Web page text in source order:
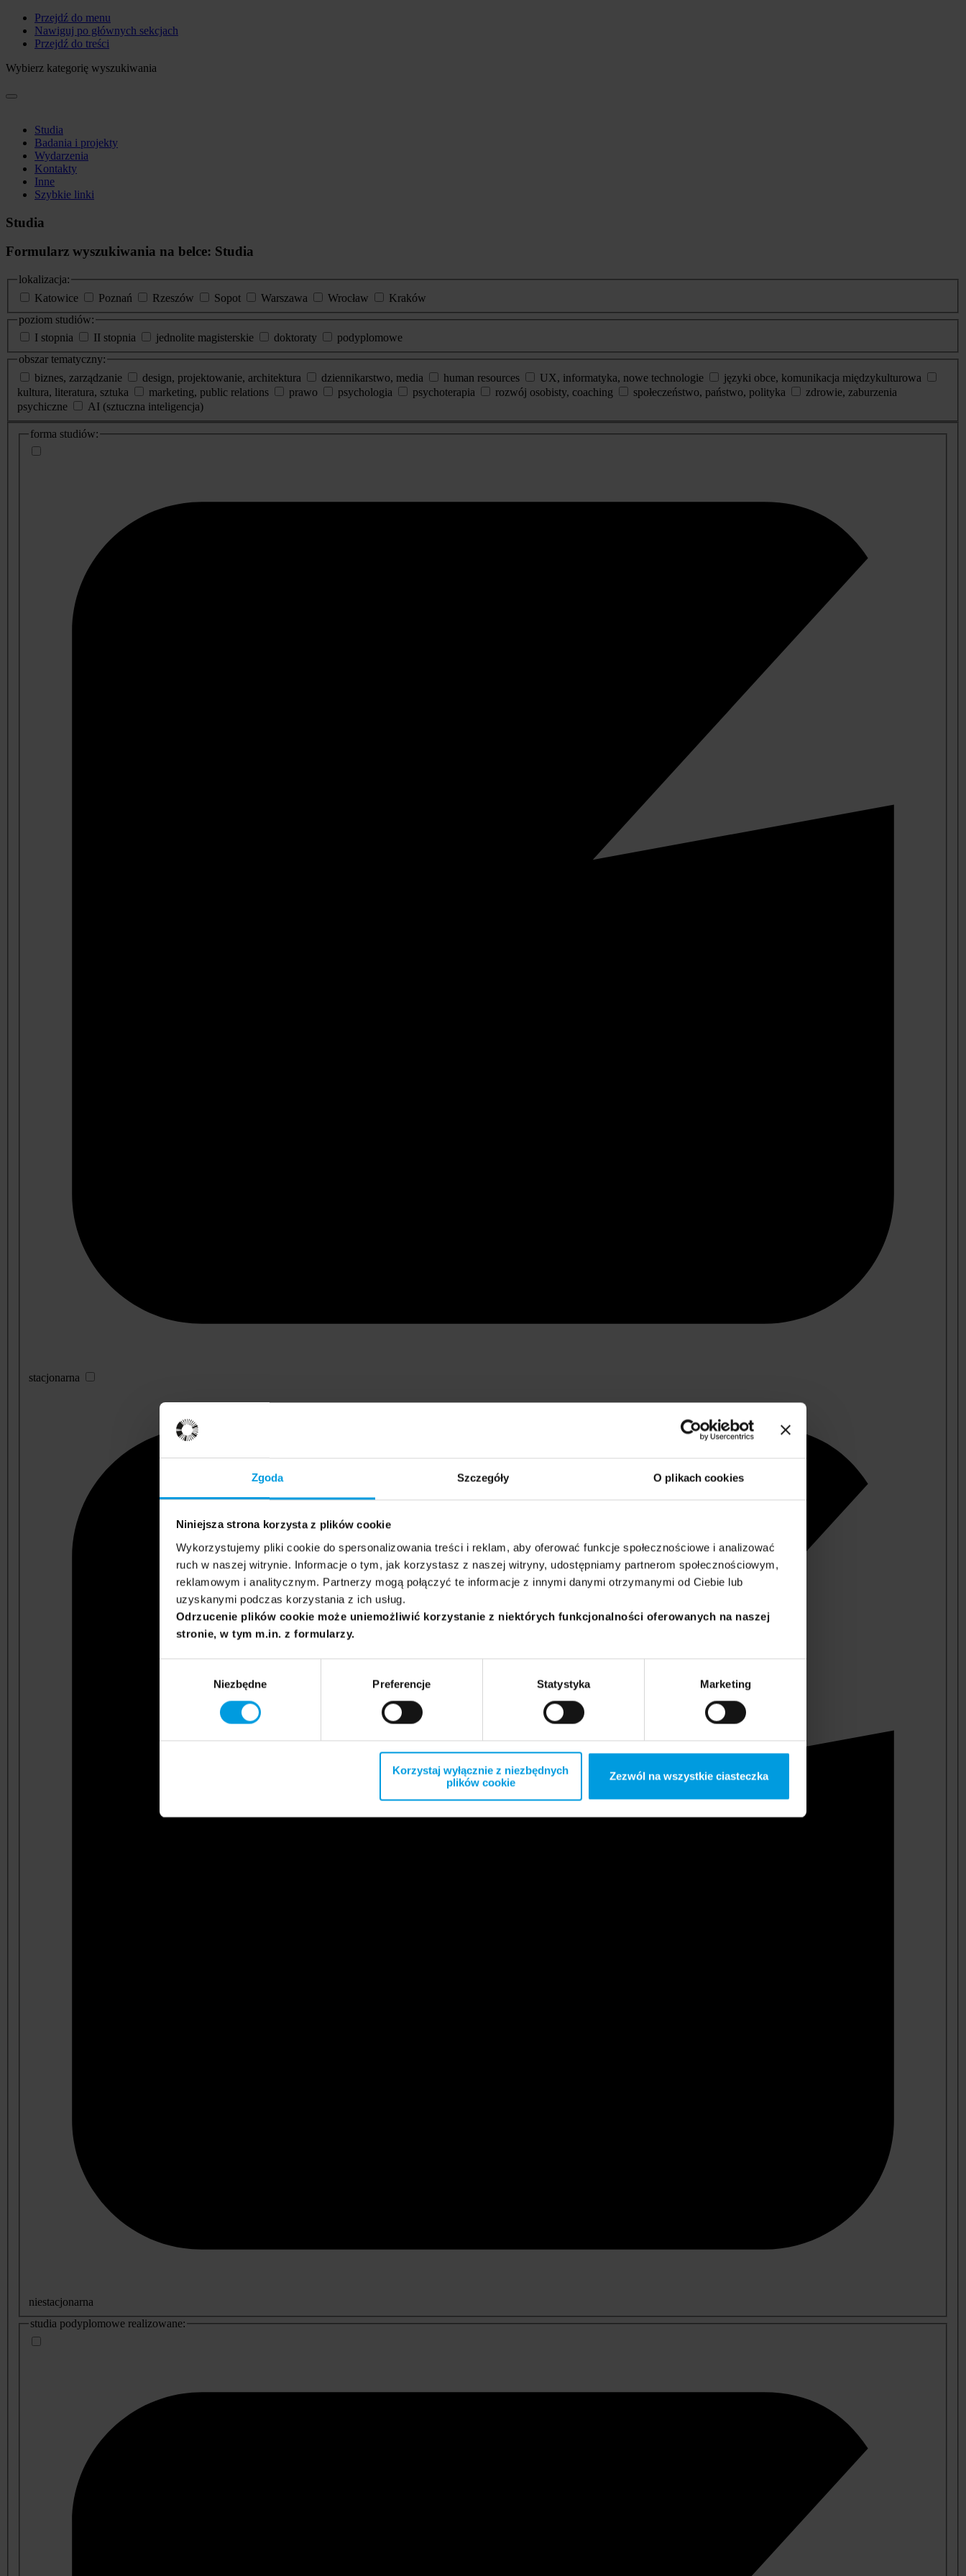
Zgoda Szczegóły O plikach cookies
Niniejsza strona korzysta z plików cookie
Wykorzystujemy pliki cookie do spersonalizowania treści i reklam, aby oferować funkcje społecznościowe i analizować
ruch w naszej witrynie. Informacje o tym, jak korzystasz z naszej witryny, udostępniamy partnerom społecznościowym,
reklamowym i analitycznym. Partnerzy mogą połączyć te informacje z innymi danymi otrzymanymi od Ciebie lub
uzyskanymi podczas korzystania z ich usług.
Odrzucenie plików cookie może uniemożliwić korzystanie z niektórych funkcjonalności oferowanych na naszej
stronie, w tym m.in. z formularzy.
Niezbędne Preferencje Statystyka Marketing
Korzystaj wyłącznie z niezbędnych
plików cookie
Zezwól na wszystkie ciasteczka
Przejdź do menu
Nawiguj po głównych sekcjach
Przejdź do treści
Wybierz kategorię wyszukiwania
Studia
Badania i projekty
Wydarzenia
Kontakty
Inne
Szybkie linki
Studia
Formularz wyszukiwania na belce: Studia
lokalizacja:
Katowice
Poznań Rzeszów Sopot Warszawa Wrocław
Kraków
poziom studiów:
I stopnia
II stopnia jednolite magisterskie doktoraty
podyplomowe
obszar tematyczny:
biznes, zarządzanie
design, projektowanie, architektura dziennikarstwo, media human resources UX, informatyka, nowe technologie
języki obce, komunikacja międzykulturowa
kultura, literatura, sztuka
marketing, public relations prawo psychologia psychoterapia rozwój osobisty, coaching społeczeństwo, państwo, polityka
zdrowie, zaburzenia
psychiczne
AI (sztuczna inteligencja)
dodatkowe
informacje
forma studiów:
stacjonarna
niestacjonarna
studia podyplomowe realizowane: